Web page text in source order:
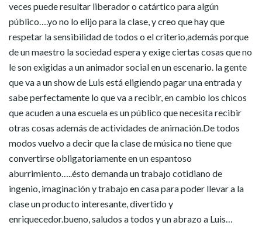
veces puede resultar liberador o catártico para algún
público….yo no lo elijo para la clase, y creo que hay que
respetar la sensibilidad de todos o el criterio,además porque
de un maestro la sociedad espera y exige ciertas cosas que no
le son exigidas a un animador social en un escenario. la gente
que va a un show de Luis está eligiendo pagar una entrada y
sabe perfectamente lo que va a recibir, en cambio los chicos
que acuden a una escuela es un público que necesita recibir
otras cosas además de actividades de animación.De todos
modos vuelvo a decir que la clase de música no tiene que
convertirse obligatoriamente en un espantoso
aburrimiento…..ésto demanda un trabajo cotidiano de
ingenio, imaginación y trabajo en casa para poder llevar a la
clase un producto interesante, divertido y
enriquecedor.bueno, saludos a todos y un abrazo a Luis…